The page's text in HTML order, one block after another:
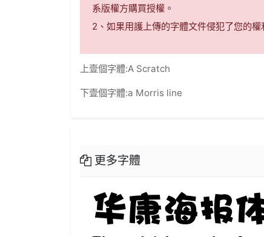
系版權方購買授權。
2、如果用護上傳的字體文件侵犯了您的
上壹個字體:A Scratch
下壹個字體:a Morris line
更多字體